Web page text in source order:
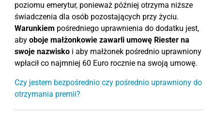
poziomu emerytur, ponieważ później otrzyma niższe
świadczenia dla osób pozostających przy życiu.
Warunkiem pośredniego uprawnienia do dodatku jest,
aby oboje małżonkowie zawarli umowę Riester na
swoje nazwisko i aby małżonek pośrednio uprawniony
wpłacił co najmniej 60 Euro rocznie na swoją umowę.
Czy jestem bezpośrednio czy pośrednio uprawniony do
otrzymania premii?